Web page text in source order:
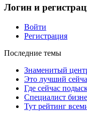
Логин и
Войти
Регистрация
Последние темы
Знаменитый
Это лучший
Где сейчас
Специалист
Тут рейтинг